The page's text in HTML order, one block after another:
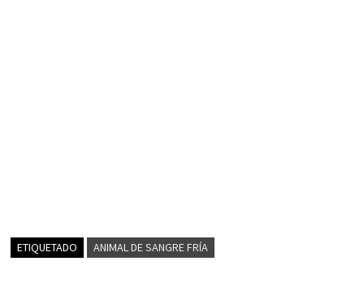
ETIQUETADO ANIMAL DE SANGRE FRÍA